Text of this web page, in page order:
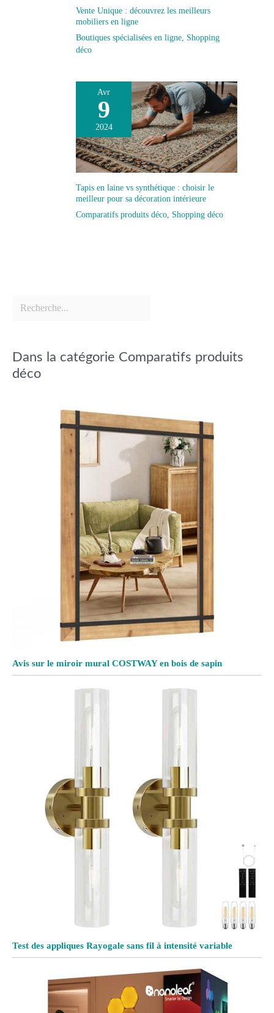
Vente Unique : découvrez les meilleurs
mobiliers en ligne
Boutiques spécialisées en ligne, Shopping
déco
Avr
9
2024
Tapis en laine vs synthétique : choisir le
meilleur pour sa décoration intérieure
Comparatifs produits déco, Shopping déco
Dans la catégorie Comparatifs produits
déco
Avis sur le miroir mural COSTWAY en bois de sapin
Test des appliques Rayogale sans fil à intensité variable